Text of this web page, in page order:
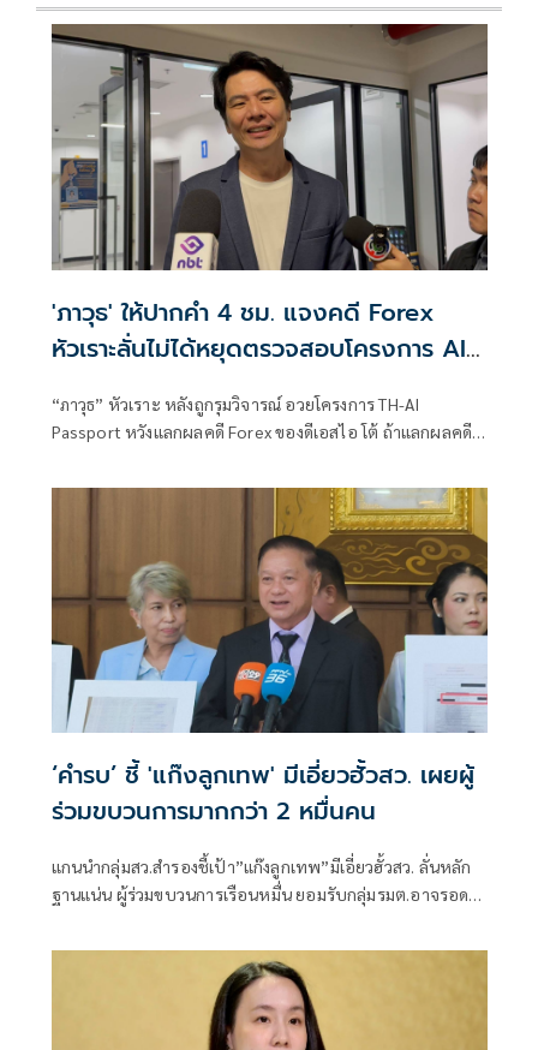
'ภาวุธ' ให้ปากคำ 4 ชม. แจงคดี Forex
หัวเราะลั่นไม่ได้หยุดตรวจสอบโครงการ AI
“ภาวุธ” หัวเราะ หลังถูกรุมวิจารณ์ อวยโครงการ TH-AI
Passport หวังแลกผลคดี Forex ของดีเอสไอ โต้ ถ้าแลกผลคดี
งานประชุมคณะอนุฯหลายชุด เผยยังมีเพื่อน สส.รายอื่นของ
พรรคประชาชน รับผิดชอบโดยตรงอยู่แล้ว
‘คำรบ’ ชี้ 'แก๊งลูกเทพ' มีเอี่ยวฮั้วสว. เผยผู้
ร่วมขบวนการมากกว่า 2 หมื่นคน
แกนนำกลุ่มสว.สำรองชี้เป้า”แก๊งลูกเทพ”มีเอี่ยวฮั้วสว. ลั่นหลัก
ฐานแน่น ผู้ร่วมขบวนการเรือนหมื่น ยอมรับกลุ่มรมต.อาจรอด
ส่งศาลฎีกาสอย 138 สว.โดนร้องเอาผิดติดคุก!